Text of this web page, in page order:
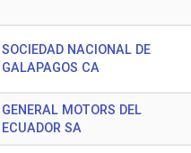
SOCIEDAD NACIONAL DE
GALAPAGOS CA
GENERAL MOTORS DEL
ECUADOR SA